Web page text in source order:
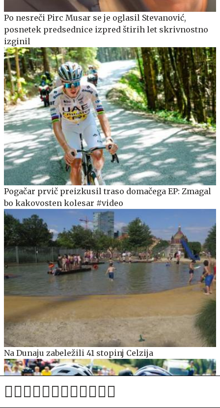
Po nesreči Pirc Musar se je oglasil Stevanović,
posnetek predsednice izpred štirih let skrivnostno
izginil
Pogačar prvič preizkusil traso domačega EP: Zmagal
bo kakovosten kolesar #video
Na Dunaju zabeležili 41 stopinj Celzija